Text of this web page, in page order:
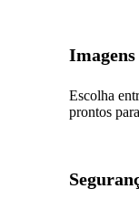
Imagens
Escolha
prontos